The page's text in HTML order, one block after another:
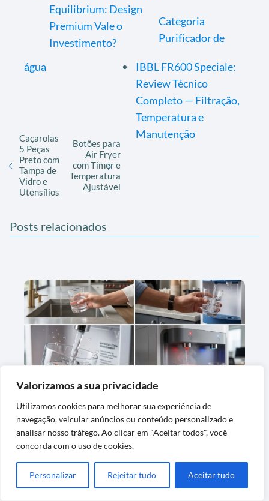
Valorizamos a sua privacidade
Utilizamos cookies para melhorar sua experiência de
navegação, veicular anúncios ou conteúdo personalizado e
analisar nosso tráfego. Ao clicar em "Aceitar todos", você
concorda com o uso de cookies.
Personalizar Rejeitar tudo Aceitar tudo
Equilibrium: Design
Premium Vale o
Investimento?
IBBL FR600 Speciale:
Review Técnico
Completo — Filtração,
Temperatura e
Manutenção
Categoria
Purificador de
água
Caçarolas
5 Peças
Preto com
Tampa de
Vidro e
Utensílios
Botões para
Air Fryer
com Timer e
Temperatura
Ajustável
Posts relacionados
Purificador de Água Lorenzetti: Modelos,
Preços e Comparativo com Outras Marcas